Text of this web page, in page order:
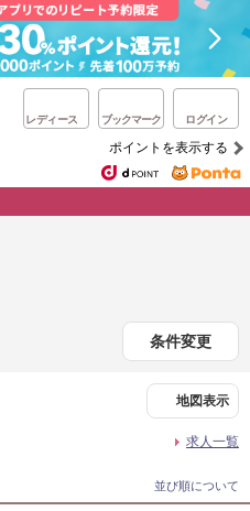
レディース ブックマーク ログイン
ポイントを表示する
条件変更
地図表示
求人一覧
並び順について